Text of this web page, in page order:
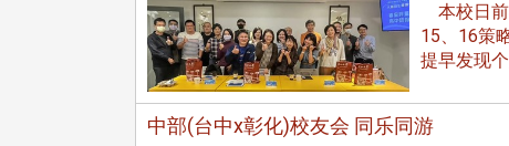
本校日前
15、16策
提早发现
中部(台中x彰化)校友会 同乐同游
配合「个人资料保护法」之施
并导入个资管理，对于校友之